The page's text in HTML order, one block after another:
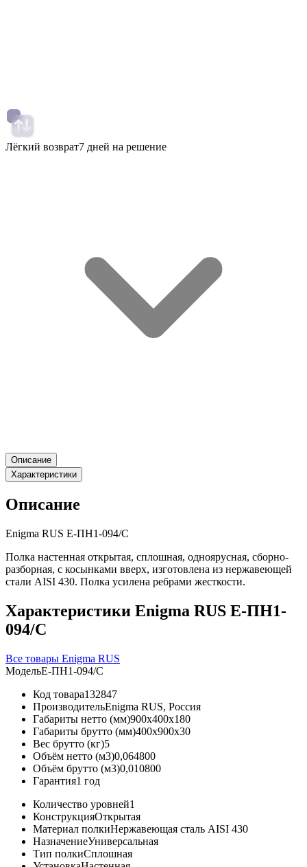
Лёгкий возврат7 дней на решение
Описание
Характеристики
Описание
Enigma RUS Е-ПН1-094/С
Полка настенная открытая, сплошная, одноярусная, сборно-
разборная, с косынками вверх, изготовлена из нержавеющей
стали AISI 430. Полка усилена ребрами жесткости.
Характеристики Enigma RUS Е-ПН1-
094/С
Все товары Enigma RUS
МодельЕ-ПН1-094/С
Код товара132847
ПроизводительEnigma RUS, Россия
Габариты нетто (мм)900x400x180
Габариты брутто (мм)400x900x30
Вес брутто (кг)5
Объём нетто (м3)0,064800
Объём брутто (м3)0,010800
Гарантия1 год
Количество уровней1
КонструкцияОткрытая
Материал полкиНержавеющая сталь AISI 430
НазначениеУниверсальная
Тип полкиСплошная